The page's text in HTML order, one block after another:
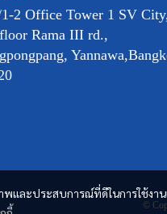
และประสบการณ์ที่ดีในการใช้งา
2 Office Tower 1 SV City,
Rama III rd.,
©